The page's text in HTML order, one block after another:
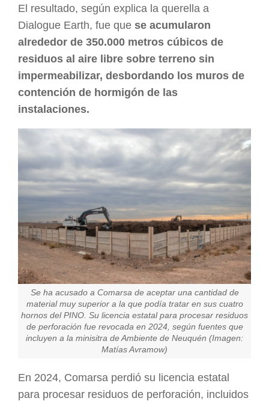
El resultado, según explica la querella a
Dialogue Earth, fue que se acumularon
alrededor de 350.000 metros cúbicos de
residuos al aire libre sobre terreno sin
impermeabilizar, desbordando los muros de
contención de hormigón de las
instalaciones.
Se ha acusado a Comarsa de aceptar una cantidad de
material muy superior a la que podía tratar en sus cuatro
hornos del PINO. Su licencia estatal para procesar residuos
de perforación fue revocada en 2024, según fuentes que
incluyen a la minisitra de Ambiente de Neuquén (Imagen:
Matías Avramow)
En 2024, Comarsa perdió su licencia estatal
para procesar residuos de perforación, incluidos